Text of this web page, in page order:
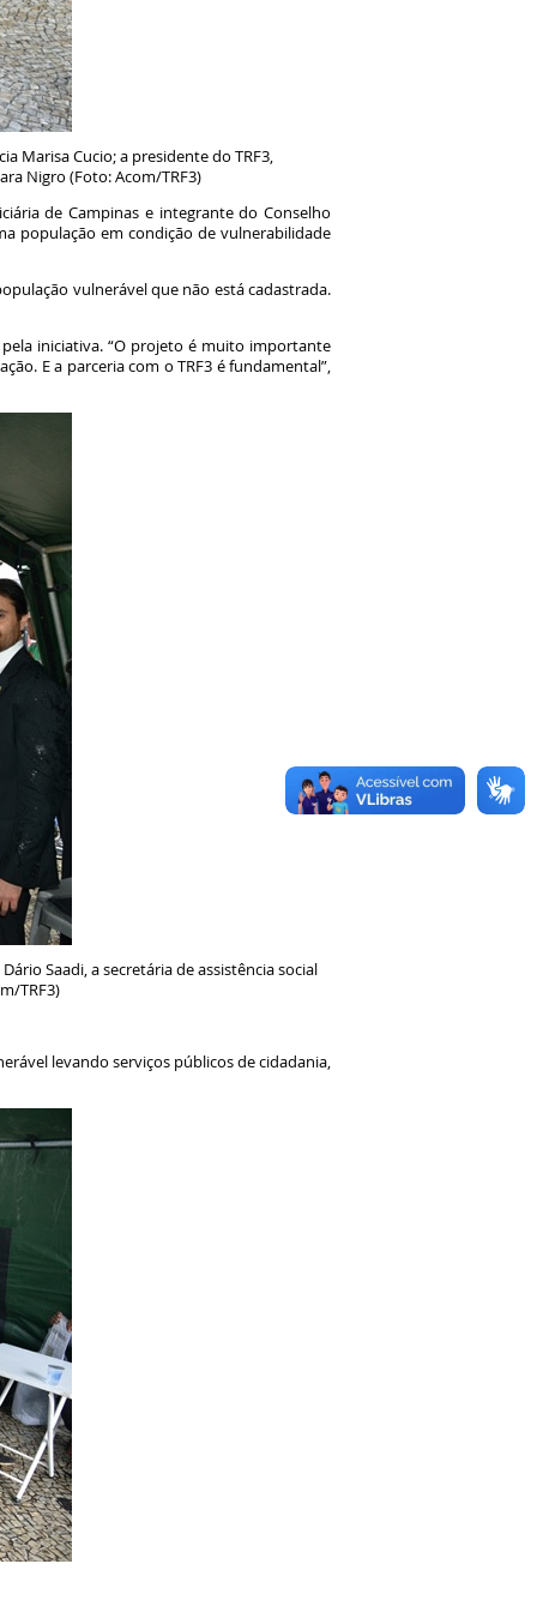
Marisa Cucio; a presidente do TRF3,
Nigro (Foto: Acom/TRF3)
de Campinas e integrante do Conselho
população em condição de vulnerabilidade
vulnerável que não está cadastrada.
iniciativa. “O projeto é muito importante
E a parceria com o TRF3 é fundamental”,
Saadi, a secretária de assistência social
TRF3)
levando serviços públicos de cidadania,